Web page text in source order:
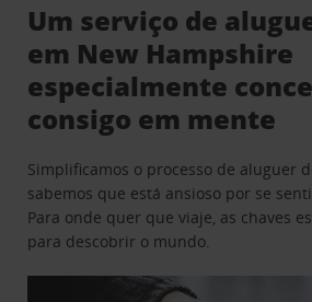
Um serviço de
em New Hampshire
especialmente
consigo em mente
Simplificamos o processo de aluguer
sabemos que está ansioso por se
Para onde quer que viaje, as chaves
para descobrir o mundo.